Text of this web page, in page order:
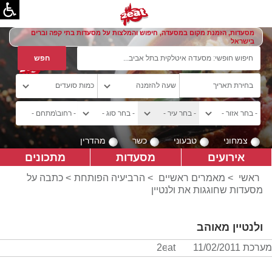
מסעדות, הזמנת מקום במסעדה, חיפוש והמלצות על מסעדות בתי קפה וברים
בישראל
צמחוני טבעוני כשר מהדרין
אירועים מסעדות מתכונים
ראשי > מאמרים ראשיים > הרביעיה הפותחת > כתבה על
מסעדות שחוגגות את ולנטיין
ולנטיין מאוהב
מערכת 2eat 11/02/2011